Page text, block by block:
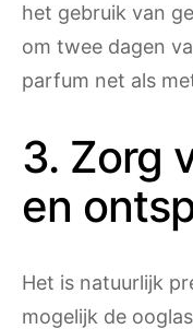
het gebruik van
om twee dagen
parfum net als
3. Zorg
en
Het is natuurlijk
mogelijk de